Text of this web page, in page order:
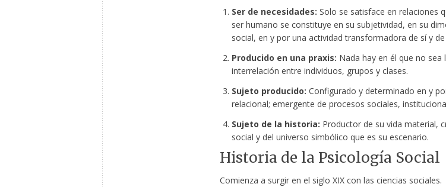
Ser de necesidades: Solo se satisface en relaciones
ser humano se constituye en su subjetividad, en su
social, en y por una actividad transformadora de sí y de
Producido en una praxis: Nada hay en él que no sea
interrelación entre individuos, grupos y clases.
Sujeto producido: Configurado y determinado en y
relacional; emergente de procesos sociales,
Sujeto de la historia: Productor de su vida material,
social y del universo simbólico que es su escenario.
Historia de la Psicología Social
Comienza a surgir en el siglo XIX con las ciencias sociales.